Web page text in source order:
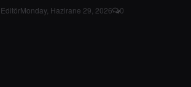
EditörMonday, Hazirane 29, 2026 0